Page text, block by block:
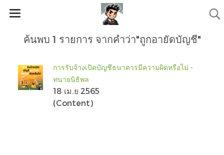
ค้นพบ 1 รายการ จากคำว่า"ถูกอายัดบัญชี"
การรับจ้างเปิดบัญชีธนาคารมีความผิดหรือไม่ -
ทนายนิธิพล
18 เม.ย 2565
(Content)